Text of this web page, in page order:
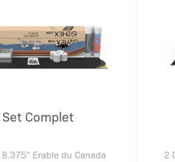
Set Complet
Erable du Canada
2